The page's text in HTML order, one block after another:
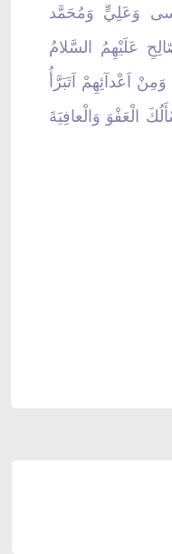
وَعَلِيٍّ وَمُحَمَّد
عَلَيْهِمُ السَّلامُ
اَعْدآئِهِمْ اَتَبَرَّأُ
الْعَفْوَ وَالْعافِيَةَ